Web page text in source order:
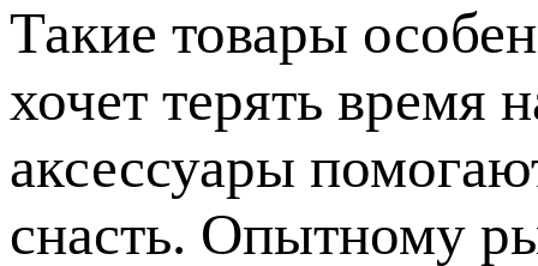
Такие товары
хочет терять время
аксессуары
снасть. Опытному